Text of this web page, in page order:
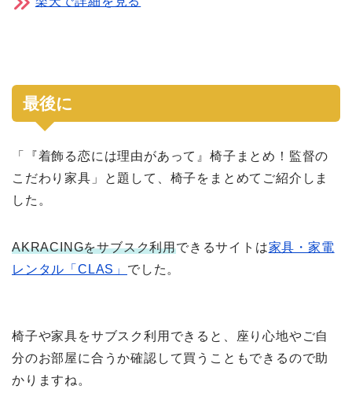
最後に
「『着飾る恋には理由があって』椅子まとめ！監督の
こだわり家具」と題して、椅子をまとめてご紹介しま
した。
AKRACINGをサブスク利用できるサイトは家具・家電
レンタル「CLAS」 でした。
椅子や家具をサブスク利用できると、座り心地やご自
分のお部屋に合うか確認して買うこともできるので助
かりますね。